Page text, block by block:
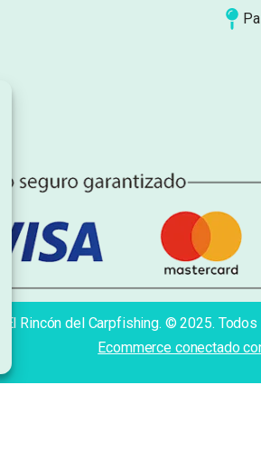
El Rincón del Carpfishing. © 2025.
Ecommerce conectado